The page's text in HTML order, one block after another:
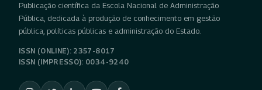
Publicação científica da Escola Nacional de Administração
Pública, dedicada à produção de conhecimento em gestão
pública, políticas públicas e administração do Estado.
ISSN (ONLINE): 2357-8017
ISSN (IMPRESSO): 0034-9240